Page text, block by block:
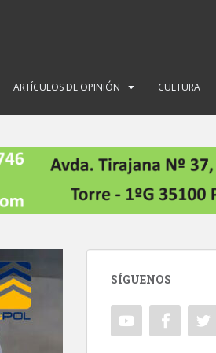
ARTÍCULOS DE OPINIÓN CULTURA
SÍGUENOS